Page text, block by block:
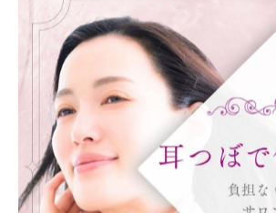
バランスにも現れます。大阪府大阪市
つぼケアを受けた方からは、「肌の調
「気持ちが前向きになった」という声
す。これは、耳つぼが自律神経やホル
整に関わるため、外見だけでなく内面
えるからです。